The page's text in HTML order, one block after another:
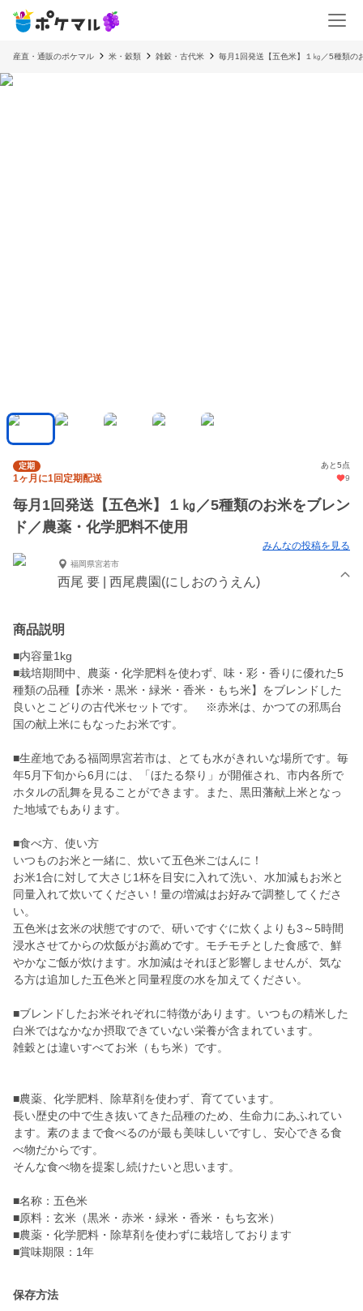
産直・通販のポケマル 米・穀類 雑穀・古代米 毎月1回発送【五色米】１㎏／5種類の
定期 あと5点
1ヶ月に1回定期配送 9
毎月1回発送【五色米】１㎏／5種類のお米をブレン
ド／農薬・化学肥料不使用
みんなの投稿を見る
福岡県宮若市
西尾 要 | 西尾農園(にしおのうえん)
商品説明
■内容量1kg
■栽培期間中、農薬・化学肥料を使わず、味・彩・香りに優れた5
種類の品種【赤米・黒米・緑米・香米・もち米】をブレンドした
良いとこどりの古代米セットです。 ※赤米は、かつての邪馬台
国の献上米にもなったお米です。
■生産地である福岡県宮若市は、とても水がきれいな場所です。毎
年5月下旬から6月には、「ほたる祭り」が開催され、市内各所で
ホタルの乱舞を見ることができます。また、黒田藩献上米となっ
た地域でもあります。
■食べ方、使い方
いつものお米と一緒に、炊いて五色米ごはんに！
お米1合に対して大さじ1杯を目安に入れて洗い、水加減もお米と
同量入れて炊いてください！量の増減はお好みで調整してくださ
い。
五色米は玄米の状態ですので、研いですぐに炊くよりも3～5時間
浸水させてからの炊飯がお薦めです。モチモチとした食感で、鮮
やかなご飯が炊けます。水加減はそれほど影響しませんが、気な
る方は追加した五色米と同量程度の水を加えてください。
■ブレンドしたお米それぞれに特徴があります。いつもの精米した
白米ではなかなか摂取できていない栄養が含まれています。
雑穀とは違いすべてお米（もち米）です。
■農薬、化学肥料、除草剤を使わず、育てています。
長い歴史の中で生き抜いてきた品種のため、生命力にあふれてい
ます。素のままで食べるのが最も美味しいですし、安心できる食
べ物だからです。
そんな食べ物を提案し続けたいと思います。
■名称：五色米
■原料：玄米（黒米・赤米・緑米・香米・もち玄米）
■農薬・化学肥料・除草剤を使わずに栽培しております
■賞味期限：1年
保存方法